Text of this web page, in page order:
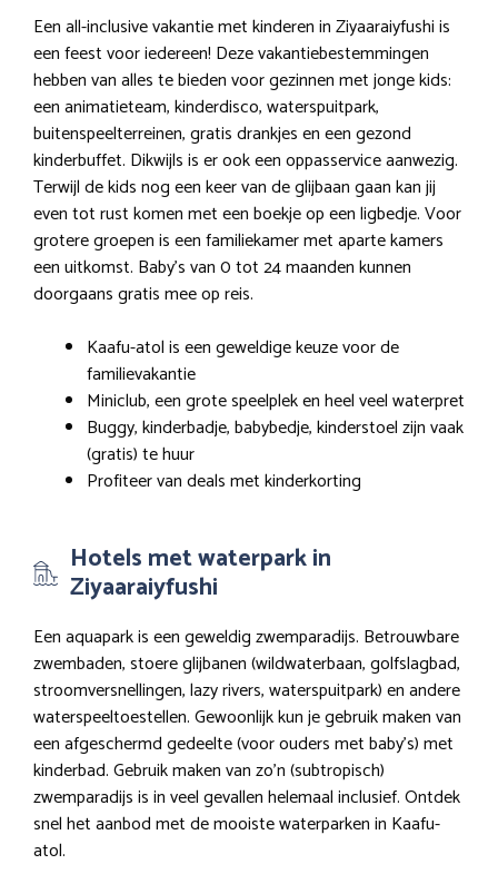
Een all-inclusive vakantie met kinderen in Ziyaaraiyfushi is
een feest voor iedereen! Deze vakantiebestemmingen
hebben van alles te bieden voor gezinnen met jonge kids:
een animatieteam, kinderdisco, waterspuitpark,
buitenspeelterreinen, gratis drankjes en een gezond
kinderbuffet. Dikwijls is er ook een oppasservice aanwezig.
Terwijl de kids nog een keer van de glijbaan gaan kan jij
even tot rust komen met een boekje op een ligbedje. Voor
grotere groepen is een familiekamer met aparte kamers
een uitkomst. Baby’s van 0 tot 24 maanden kunnen
doorgaans gratis mee op reis.
Kaafu-atol is een geweldige keuze voor de
familievakantie
Miniclub, een grote speelplek en heel veel waterpret
Buggy, kinderbadje, babybedje, kinderstoel zijn vaak
(gratis) te huur
Profiteer van deals met kinderkorting
Hotels met waterpark in
Ziyaaraiyfushi
Een aquapark is een geweldig zwemparadijs. Betrouwbare
zwembaden, stoere glijbanen (wildwaterbaan, golfslagbad,
stroomversnellingen, lazy rivers, waterspuitpark) en andere
waterspeeltoestellen. Gewoonlijk kun je gebruik maken van
een afgeschermd gedeelte (voor ouders met baby’s) met
kinderbad. Gebruik maken van zo’n (subtropisch)
zwemparadijs is in veel gevallen helemaal inclusief. Ontdek
snel het aanbod met de mooiste waterparken in Kaafu-
atol.